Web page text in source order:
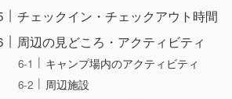
チェックイン・チェックアウト時間
周辺の見どころ・アクティビティ
キャンプ場内のアクティビティ
周辺施設